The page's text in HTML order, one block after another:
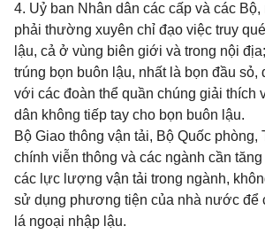
4. Uỷ ban Nhân dân các cấp và các
phải thường xuyên chỉ đạo việc truy
lậu, cả ở vùng biên giới và trong nội
trúng bọn buôn lậu, nhất là bọn đầu
với các đoàn thể quần chúng giải thích
dân không tiếp tay cho bọn buôn lậu.
Bộ Giao thông vận tải, Bộ Quốc phòng,
chính viễn thông và các ngành cần
các lực lượng vận tải trong ngành,
sử dụng phương tiện của nhà nước để
lá ngoại nhập lậu.